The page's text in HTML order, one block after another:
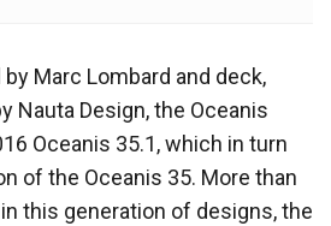
Marc Lombard and deck,
Nauta Design, the Oceanis
Oceanis 35.1, which in turn
of the Oceanis 35. More than
this generation of designs, the